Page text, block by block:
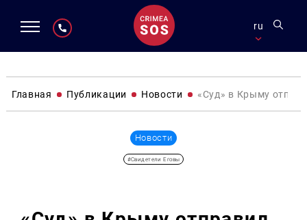
ru
Главная Публикации Новости «Суд» в Крыму
Новости
#Свидетели Еговы